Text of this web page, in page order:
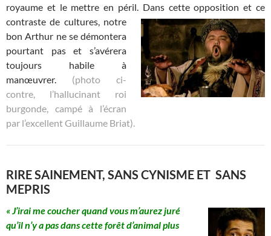
royaume et le mettre en péril. Dans cette opposition et ce
contraste de cultures, notre
bon Arthur ne se démontera
pourtant pas et s’avérera
toujours habile à
manœuvrer. (photo ci-
contre, l’hallucinant roi
burgonde, campé à l’écran
par l’excellent Guillaume Briat).
RIRE SAINEMENT, SANS CYNISME ET SANS
MEPRIS
« J’irai me coucher quand vous m’aurez juré
qu’il n’y a pas dans cette forêt d’animal plus